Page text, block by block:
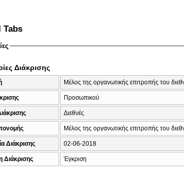
Tabs
Διάκρισης
Μέλος της οργανωτικής επιτροπής του
Προσωπικού
Διεθνές
Μέλος της οργανωτικής επιτροπής του
Διάκρισης 02-06-2018
Διάκρισης Έγκριση